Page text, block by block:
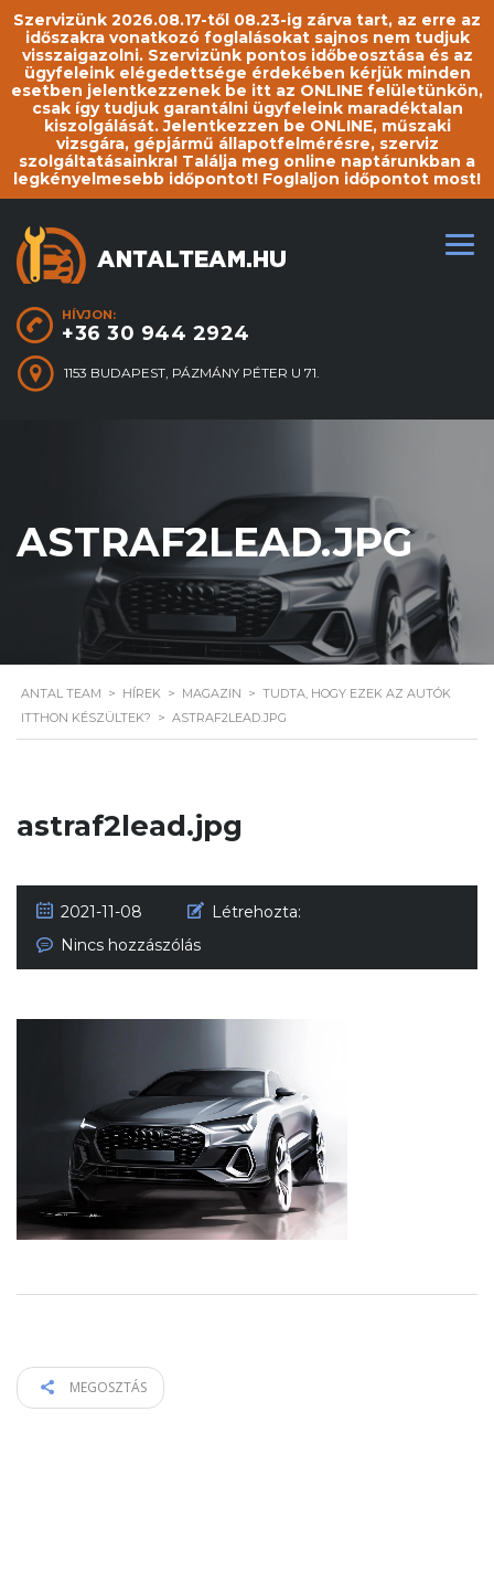
Szervizünk 2026.08.17-től 08.23-ig zárva tart, az erre az
időszakra vonatkozó foglalásokat sajnos nem tudjuk
visszaigazolni. Szervizünk pontos időbeosztása és az
ügyfeleink elégedettsége érdekében kérjük minden
esetben jelentkezzenek be itt az ONLINE felületünkön,
csak így tudjuk garantálni ügyfeleink maradéktalan
kiszolgálását. Jelentkezzen be ONLINE, műszaki
vizsgára, gépjármű állapotfelmérésre, szerviz
szolgáltatásainkra! Találja meg online naptárunkban a
legkényelmesebb időpontot! Foglaljon időpontot most!
HÍVJON:
+36 30 944 2924
1153 BUDAPEST, PÁZMÁNY PÉTER U 71.
ASTRAF2LEAD.JPG
ANTAL TEAM > HÍREK > MAGAZIN > TUDTA, HOGY EZEK AZ AUTÓK
ITTHON KÉSZÜLTEK? > ASTRAF2LEAD.JPG
astraf2lead.jpg
2021-11-08
Létrehozta:
Nincs hozzászólás
MEGOSZTÁS